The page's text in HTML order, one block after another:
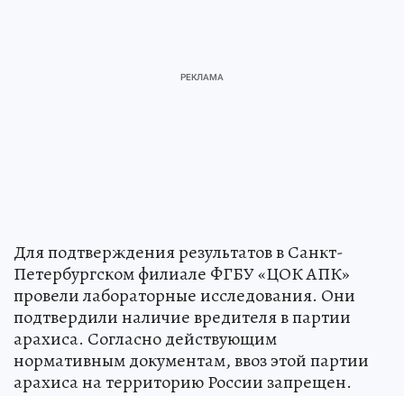
Для подтверждения результатов в Санкт-
Петербургском филиале ФГБУ «ЦОК АПК»
провели лабораторные исследования. Они
подтвердили наличие вредителя в партии
арахиса. Согласно действующим
нормативным документам, ввоз этой партии
арахиса на территорию России запрещен.